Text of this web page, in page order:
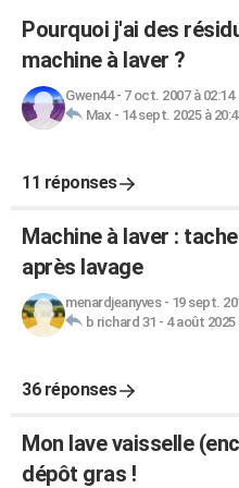
Pourquoi j'ai des
machine à laver ?
Gwen44- 7 oct. 2007 à 02:14
Max - 14 sept. 2025 à
11 réponses
Machine à laver :
après lavage
menardjeanyves- 19 sept.
b richard 31 - 4 août 2025
36 réponses
Mon lave vaisselle
dépôt gras !